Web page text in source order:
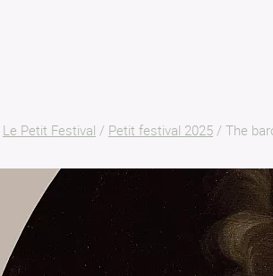
Le Petit Festival / Petit festival 2025 / The